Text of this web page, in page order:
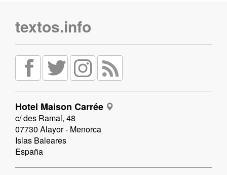
textos.info
Hotel Maison Carrée
c/ des Ramal, 48
07730 Alayor - Menorca
Islas Baleares
España